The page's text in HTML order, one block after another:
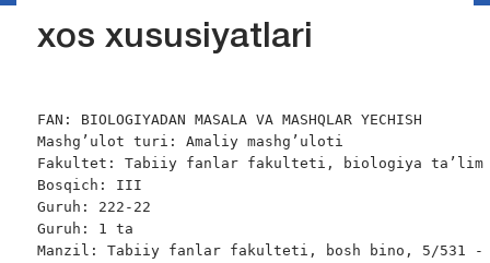
xos xususiyatlari
FAN: BIOLOGIYADAN MASALA VA MASHQLAR YECHISH
Mashg’ulot turi: Amaliy mashg’uloti
Fakultet: Tabiiy fanlar fakulteti, biologiya ta’lim
Bosqich: III
Guruh: 222-22
Guruh: 1 ta
Manzil: Tabiiy fanlar fakulteti, bosh bino, 5/531 -